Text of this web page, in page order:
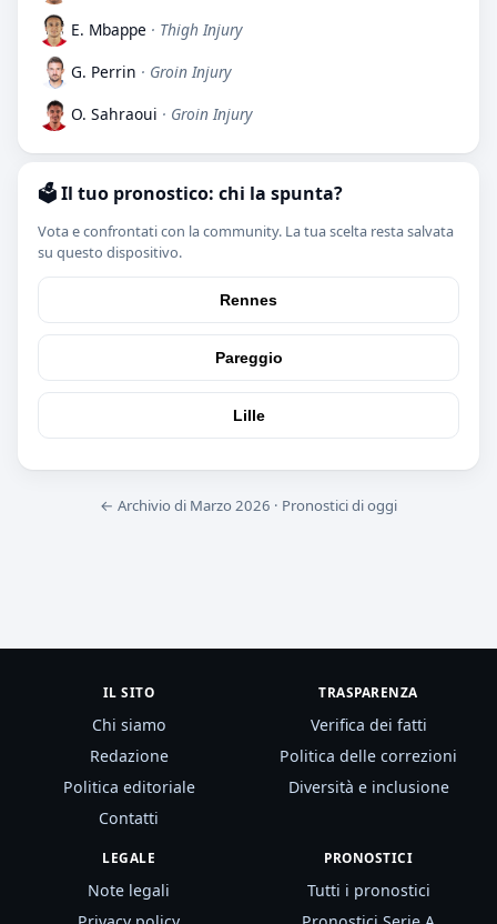
E. Mbappe · Thigh Injury
G. Perrin · Groin Injury
O. Sahraoui · Groin Injury
🗳️ Il tuo pronostico: chi la spunta?
Vota e confrontati con la community. La tua scelta resta salvata
su questo dispositivo.
Rennes
Pareggio
Lille
← Archivio di Marzo 2026 · Pronostici di oggi
IL SITO
Chi siamo
Redazione
Politica editoriale
Contatti
TRASPARENZA
Verifica dei fatti
Politica delle correzioni
Diversità e inclusione
LEGALE
Note legali
PRONOSTICI
Tutti i pronostici